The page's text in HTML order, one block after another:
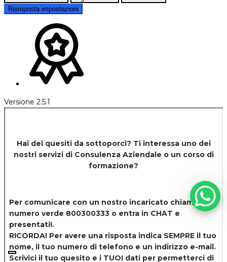
Reimposta impostazioni
Versione 2.5.1
Hai dei quesiti da sottoporci? Ti interessa uno dei
nostri servizi di Consulenza Aziendale o un corso di
formazione?
Per comunicare con un nostro incaricato chiamaci al
numero verde 800300333 o entra in CHAT e
presentati!.
RICORDA! Per avere una risposta indica SEMPRE il tuo
nome, il tuo numero di telefono e un indirizzo e-mail.
Scrivici il tuo quesito e i TUOI dati per permetterci di